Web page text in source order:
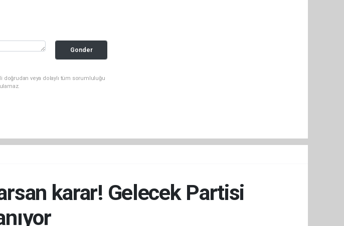
Gonder
doğrudan veya dolaylı tüm sorumluluğu
karar! Gelecek Partisi